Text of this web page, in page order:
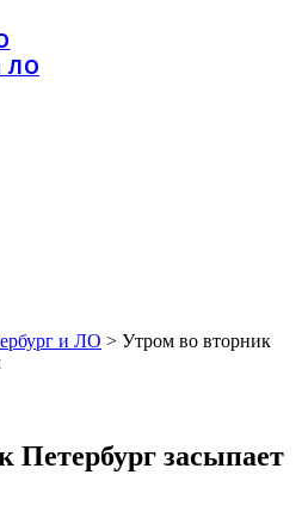
ЛО
и ЛО > Утром во вторник
Петербург засыпает